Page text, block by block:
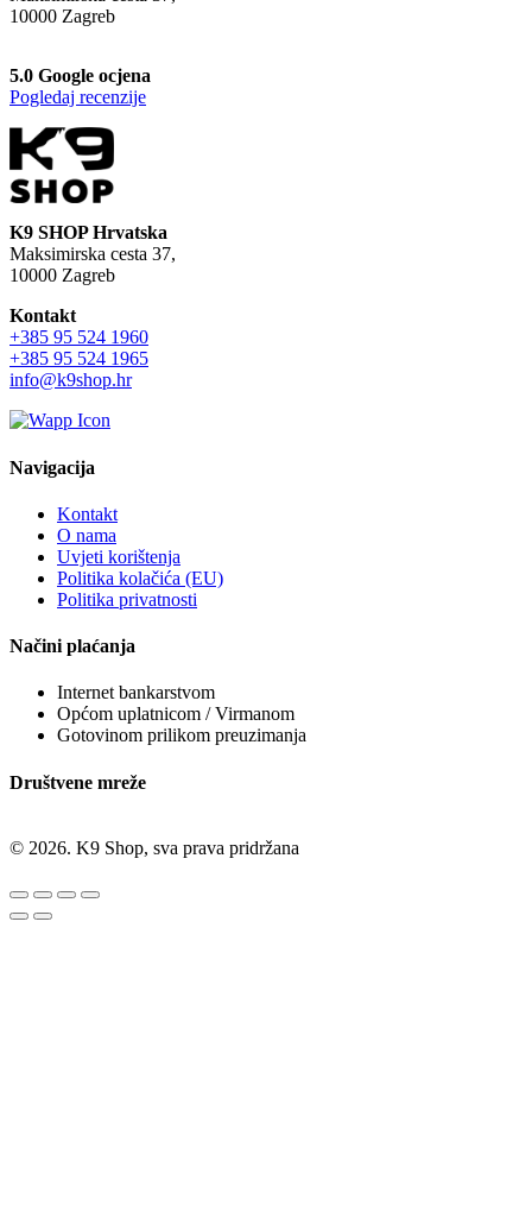
10000 Zagreb
5.0 Google ocjena
Pogledaj recenzije
K9 SHOP Hrvatska
Maksimirska cesta 37,
10000 Zagreb
Kontakt
+385 95 524 1960
+385 95 524 1965
info@k9shop.hr
Navigacija
Kontakt
O nama
Uvjeti korištenja
Politika kolačića (EU)
Politika privatnosti
Načini plaćanja
Internet bankarstvom
Općom uplatnicom / Virmanom
Gotovinom prilikom preuzimanja
Društvene mreže
© 2026. K9 Shop, sva prava pridržana